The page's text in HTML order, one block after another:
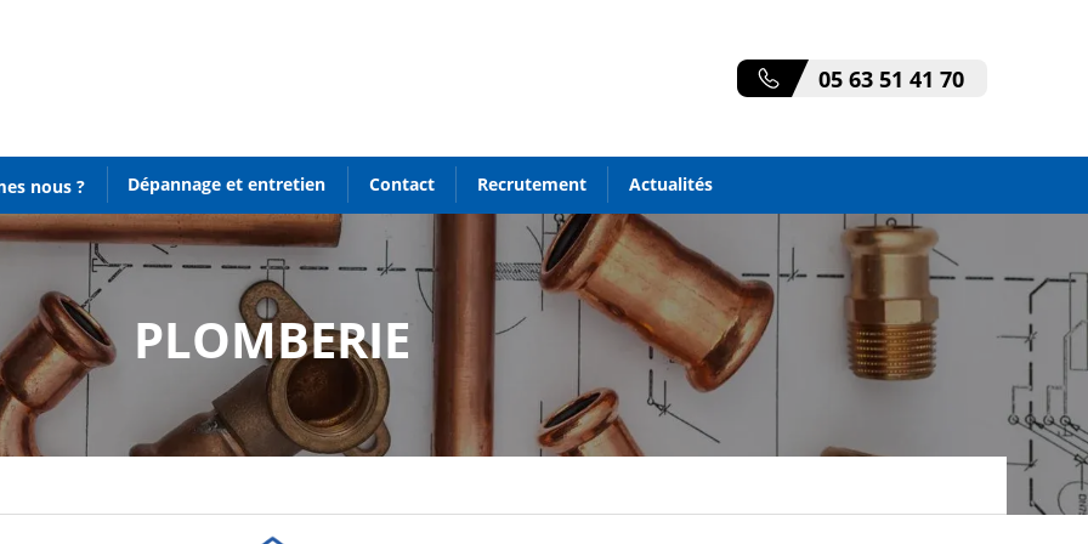
05 63 51 41 70
nous ? Dépannage et entretien Contact Recrutement Actualités
PLOMBERIE